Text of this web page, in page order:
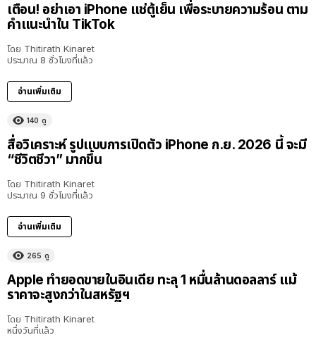
เตือน! อย่าเอา iPhone แช่ตู้เย็น เพื่อระบายความร้อน ตาม
คำแนะนำใน TikTok
โดย Thitirath Kinaret
ประมาณ 8 ชั่วโมงที่แล้ว
อ่านเพิ่มเติม
140 ดู
สื่อวิเคราะห์ รูปแบบการเปิดตัว iPhone ก.ย. 2026 นี้ จะมี
“ชีวิตชีวา” มากขึ้น
โดย Thitirath Kinaret
ประมาณ 9 ชั่วโมงที่แล้ว
อ่านเพิ่มเติม
265 ดู
Apple ทำยอดขายในอินเดีย ทะลุ 1 หมื่นล้านดอลลาร์ แม้
ราคาจะสูงกว่าในสหรัฐฯ
โดย Thitirath Kinaret
หนึ่งวันที่แล้ว